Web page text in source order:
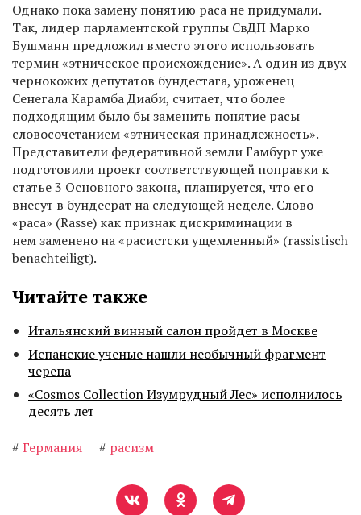
Однако пока замену понятию раса не придумали.
Так, лидер парламентской группы СвДП Марко
Бушманн предложил вместо этого использовать
термин «этническое происхождение». А один из двух
чернокожих депутатов бундестага, уроженец
Сенегала Карамба Диаби, считает, что более
подходящим было бы заменить понятие расы
словосочетанием «этническая принадлежность».
Представители федеративной земли Гамбург уже
подготовили проект соответствующей поправки к
статье 3 Основного закона, планируется, что его
внесут в бундесрат на следующей неделе. Слово
«раса» (Rasse) как признак дискриминации в
нем заменено на «расистски ущемленный» (rassistisch
benachteiligt).
Читайте также
Итальянский винный салон пройдет в Москве
Испанские ученые нашли необычный фрагмент
черепа
«Cosmos Collection Изумрудный Лес» исполнилось
десять лет
# Германия # расизм